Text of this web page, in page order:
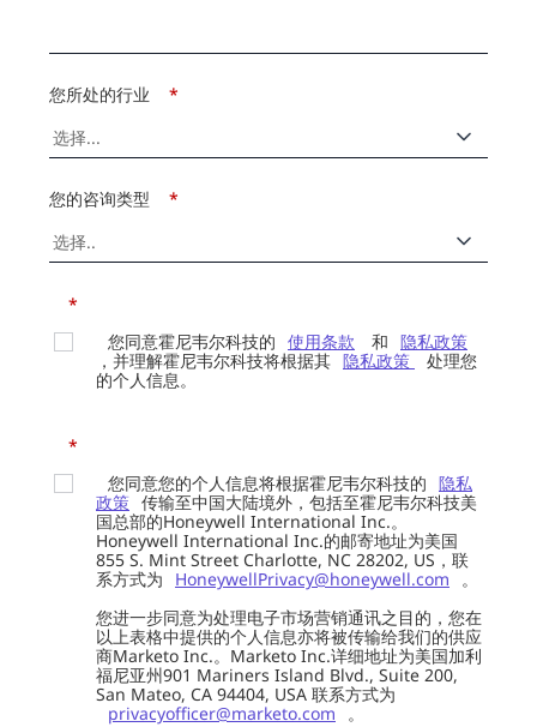
*
您所处的行业
*
您的咨询类型
*
您同意霍尼韦尔科技的 使用条款 和 隐私政策
，并理解霍尼韦尔科技将根据其 隐私政策
处理您
的个人信息。
*
您同意您的个人信息将根据霍尼韦尔科技的 隐私
政策 传输至中国大陆境外，包括至霍尼韦尔科技美
国总部的Honeywell International Inc.。
Honeywell International Inc.的邮寄地址为美国
855 S. Mint Street Charlotte, NC 28202, US，联
系方式为
HoneywellPrivacy@honeywell.com
。
您进一步同意为处理电子市场营销通讯之目的，您在
以上表格中提供的个人信息亦将被传输给我们的供应
商Marketo Inc.。Marketo Inc.详细地址为美国加利
福尼亚州901 Mariners Island Blvd., Suite 200,
San Mateo, CA 94404, USA 联系方式为
privacyofficer@marketo.com
。